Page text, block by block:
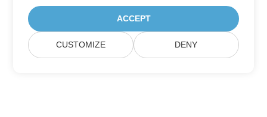
ACCEPT
CUSTOMIZE DENY